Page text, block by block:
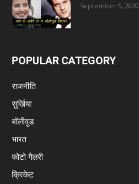
September 5, 2020
POPULAR CATEGORY
राजनीति
सुर्खिया
बॉलीवुड
भारत
फोटो गैलरी
क्रिकेट